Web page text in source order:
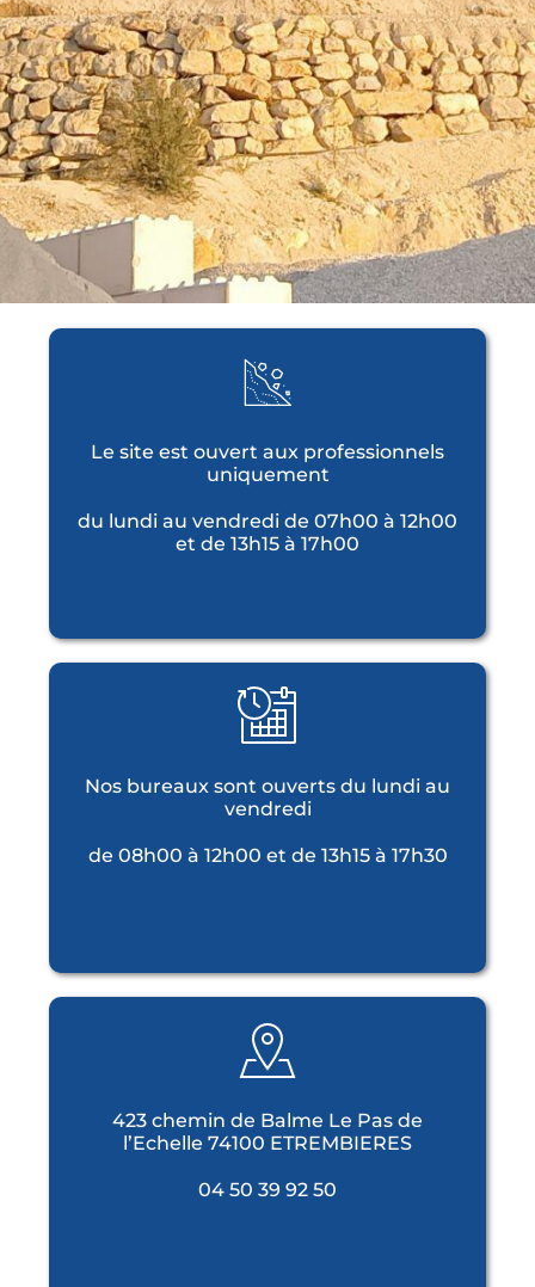
Le site est ouvert aux professionnels
uniquement
du lundi au vendredi de 07h00 à 12h00
et de 13h15 à 17h00
Nos bureaux sont ouverts du lundi au
vendredi
de 08h00 à 12h00 et de 13h15 à 17h30
423 chemin de Balme Le Pas de
l’Echelle 74100 ETREMBIERES
04 50 39 92 50